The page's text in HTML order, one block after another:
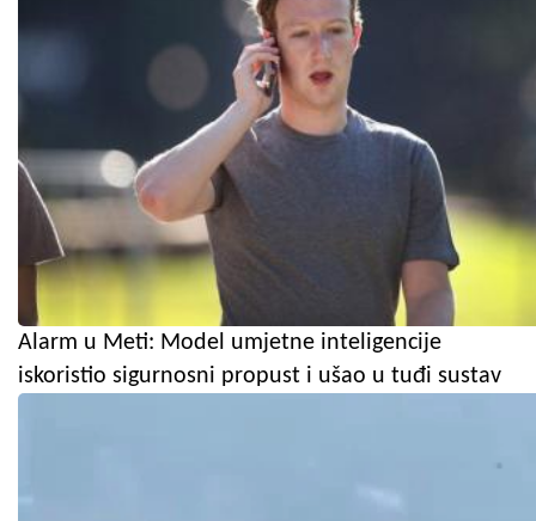
Alarm u Meti: Model umjetne inteligencije
iskoristio sigurnosni propust i ušao u tuđi sustav